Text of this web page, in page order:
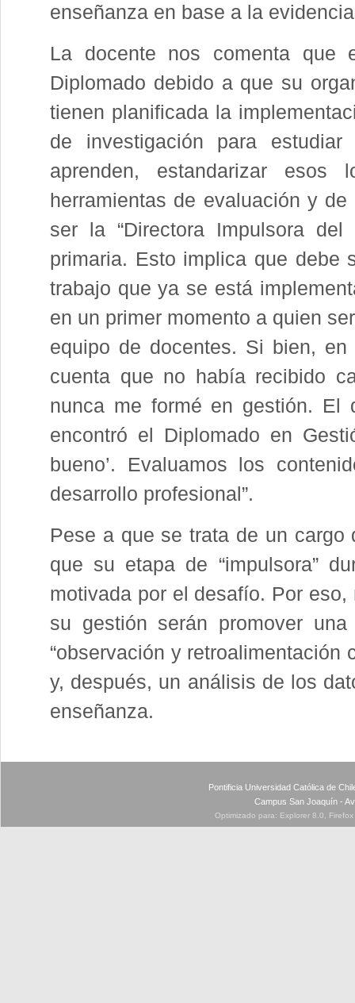
enseñanza en base a la
La docente nos comenta que
Diplomado debido a que su
tienen planificada la
de investigación para
aprenden, estandarizar
herramientas de evaluación y
ser la “Directora Impulsora
primaria. Esto implica que debe
trabajo que ya se está
en un primer momento a quien
equipo de docentes. Si bien,
cuenta que no había recibido
nunca me formé en gestión. El
encontró el Diplomado en
bueno’. Evaluamos los
desarrollo profesional”.
Pese a que se trata de un
que su etapa de “impulsora”
motivada por el desafío. Por
su gestión serán promover
“observación y
y, después, un análisis de los
enseñanza.
Pontificia Universidad Católica de
Campus San Joaquín -
Optimizado para: Explorer 8.0,